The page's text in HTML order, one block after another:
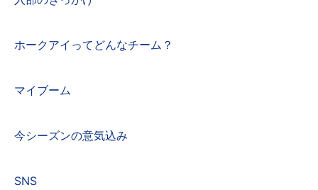
ホークアイってどんなチーム？
マイブーム
今シーズンの意気込み
SNS